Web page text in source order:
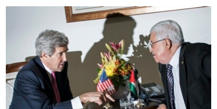
Bahasa-bahasa